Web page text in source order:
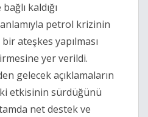
kaldığı
petrol krizinin
ateşkes yapılması
yer verildi.
gelecek açıklamaların
etkisinin sürdüğünü
net destek ve